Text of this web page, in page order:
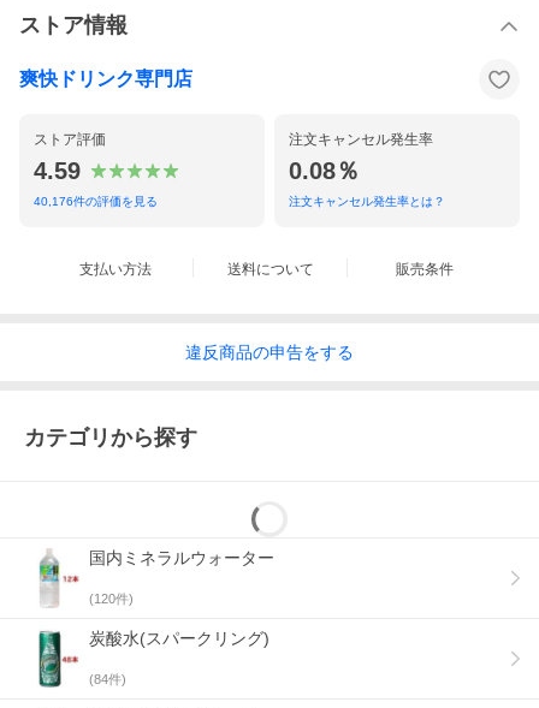
ストア情報
爽快ドリンク専門店
ストア評価
4.59
40,176件の評価を見る
注文キャンセル発生率
0.08％
注文キャンセル発生率とは？
支払い方法 送料について 販売条件
違反商品の申告をする
カテゴリから探す
国内ミネラルウォーター
(120件)
炭酸水(スパークリング)
(84件)